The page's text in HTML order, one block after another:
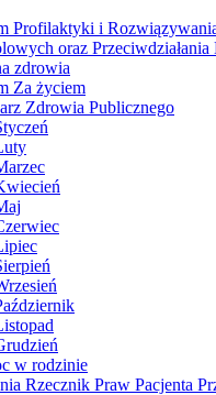
Profilaktyki i
oraz Przeciwdziałania
zdrowia
Za życiem
Zdrowia Publicznego
w rodzinie
Rzecznik Praw Pacjenta